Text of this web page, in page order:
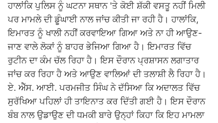
ਹਾਲਾਂਕਿ ਪੁਲਿਸ ਨੂੰ ਘਟਨਾ ਸਥਾਨ 'ਤੇ ਕੋਈ ਸ਼ੱਕੀ ਵਸਤੂ ਨਹੀਂ ਮਿਲੀ
ਪਰ ਮਾਮਲੇ ਦੀ ਡੂੰਘਾਈ ਨਾਲ ਜਾਂਚ ਕੀਤੀ ਜਾ ਰਹੀ ਹੈ। ਹਾਲਾਂਕਿ,
ਇਮਾਰਤ ਨੂੰ ਖਾਲੀ ਨਹੀਂ ਕਰਵਾਇਆ ਗਿਆ ਅਤੇ ਨਾ ਹੀ ਆਉਣ-
ਜਾਣ ਵਾਲੇ ਲੋਕਾਂ ਨੂੰ ਬਾਹਰ ਭੇਜਿਆ ਗਿਆ ਹੈ। ਇਮਾਰਤ ਵਿੱਚ
ਰੁਟੀਨ ਦਾ ਕੰਮ ਚੱਲ ਰਿਹਾ ਹੈ। ਇਸ ਦੌਰਾਨ ਪ੍ਰਸ਼ਾਸਨ ਲਗਾਤਾਰ
ਜਾਂਚ ਕਰ ਰਿਹਾ ਹੈ ਅਤੇ ਆਉਣ ਵਾਲਿਆਂ ਦੀ ਤਲਾਸ਼ੀ ਲੈ ਰਿਹਾ ਹੈ।
ਏ. ਐੱਸ. ਆਈ. ਪਰਮਜੀਤ ਸਿੰਘ ਨੇ ਦੱਸਿਆ ਕਿ ਅਦਾਲਤ ਵਿੱਚ
ਸੁਰੱਖਿਆ ਪਹਿਲਾਂ ਹੀ ਤਾਇਨਾਤ ਕਰ ਦਿੱਤੀ ਗਈ ਹੈ। ਇਸ ਦੌਰਾਨ
ਬੰਬ ਨਾਲ ਉਡਾਉਣ ਦੀ ਧਮਕੀ ਬਾਰੇ ਉਨ੍ਹਾਂ ਕਿਹਾ ਕਿ ਇਹ ਮਾਮਲਾ